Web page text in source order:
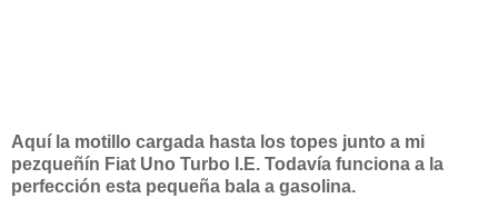
Aquí la motillo cargada hasta los topes junto a mi
pezqueñín Fiat Uno Turbo I.E. Todavía funciona a la
perfección esta pequeña bala a gasolina.